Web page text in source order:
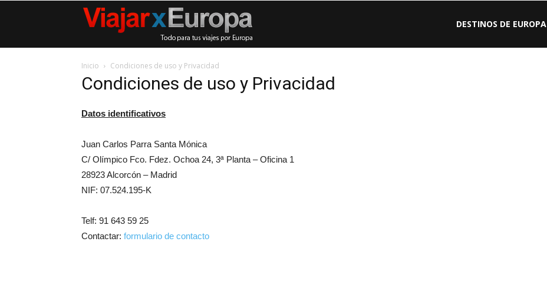
DESTINOS DE EUROPA
Inicio Condiciones de uso y Privacidad
Condiciones de uso y Privacidad
Datos identificativos
Juan Carlos Parra Santa Mónica
C/ Olímpico Fco. Fdez. Ochoa 24, 3ª Planta – Oficina 1
28923 Alcorcón – Madrid
NIF: 07.524.195-K
Telf: 91 643 59 25
Contactar: formulario de contacto